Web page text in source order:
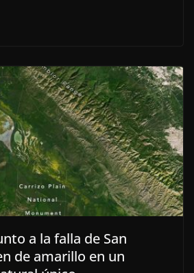
a la falla de San
de amarillo en un